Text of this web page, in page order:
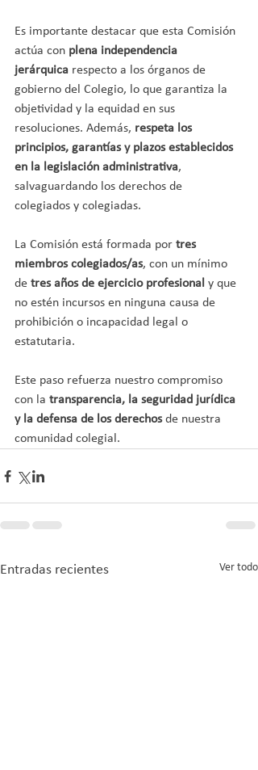
Es importante destacar que esta Comisión
actúa con plena independencia
jerárquica respecto a los órganos de
gobierno del Colegio, lo que garantiza la
objetividad y la equidad en sus
resoluciones. Además, respeta los
principios, garantías y plazos establecidos
en la legislación administrativa,
salvaguardando los derechos de
colegiados y colegiadas.
La Comisión está formada por tres
miembros colegiados/as, con un mínimo
de tres años de ejercicio profesional y que
no estén incursos en ninguna causa de
prohibición o incapacidad legal o
estatutaria.
Este paso refuerza nuestro compromiso
con la transparencia, la seguridad jurídica
y la defensa de los derechos de nuestra
comunidad colegial.
Entradas recientes Ver todo